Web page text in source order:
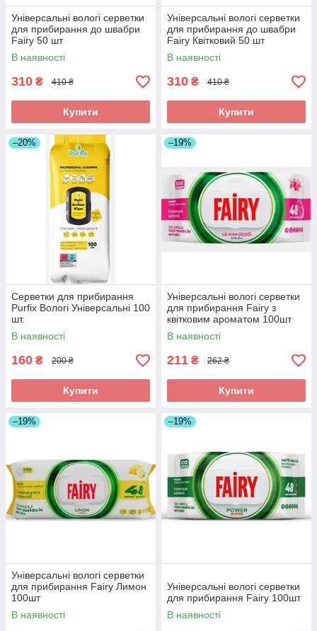
Універсальні вологі серветки
для прибирання до швабри
Fairy 50 шт
В наявності
310 ₴ 410 ₴
Купити
Універсальні вологі серветки
для прибирання до швабри
Fairy Квітковий 50 шт
В наявності
310 ₴ 410 ₴
Купити
–20%
Серветки для прибирання
Purfix Вологі Універсальні 100
шт.
В наявності
160 ₴ 200 ₴
Купити
–19%
Універсальні вологі серветки
для прибирання Fairy з
квітковим ароматом 100шт
В наявності
211 ₴ 262 ₴
Купити
–19%
Універсальні вологі серветки
для прибирання Fairy Лимон
100шт
В наявності
–19%
Універсальні вологі серветки
для прибирання Fairy 100шт
В наявності